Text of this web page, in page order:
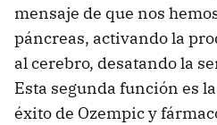
mensaje de que nos
páncreas, activando la
al cerebro, desatando la
Esta segunda función es
éxito de Ozempic y